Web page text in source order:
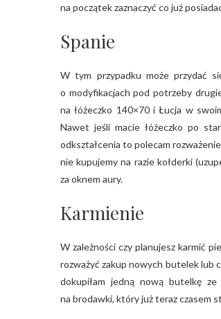
na początek zaznaczyć co już
Spanie
W tym przypadku może przydać
o modyfikacjach pod potrzeby
na łóżeczko 140×70 i Łucja w
Nawet jeśli macie łóżeczko po
odkształcenia to polecam
nie kupujemy na razie kołderki
za oknem aury.
Karmienie
W zależności czy planujesz karmić
rozważyć zakup nowych butelek lub
dokupiłam jedną nową butelkę
na brodawki, który już teraz czasem